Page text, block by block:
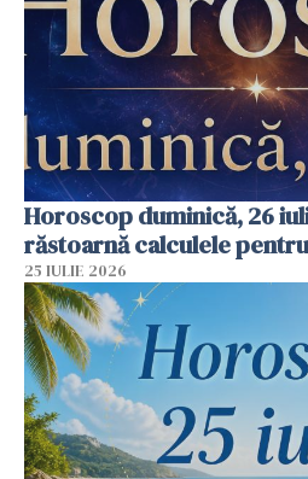
Horoscop duminică, 26
răstoarnă calculele
25 IULIE 2026